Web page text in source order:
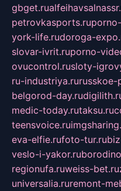
gbget.ru
petrovkasports.ru
york-life.rudoroga-
slovar-ivrit.ruporno-
ovucontrol.rusloty-
ru-industriya.rurusskoe-
belgorod-day.ru
medic-today.rutaksu.ru
teensvoice.ru
eva-elfie.rufoto-tur.ru
veslo-i-yakor.ru
regionufa.ruweiss-bet.ru
universalia.ruremont-